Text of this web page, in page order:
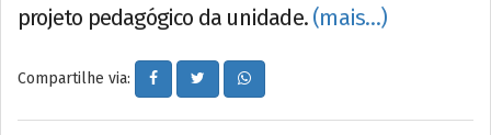
projeto pedagógico da unidade. (mais…)
Compartilhe via: